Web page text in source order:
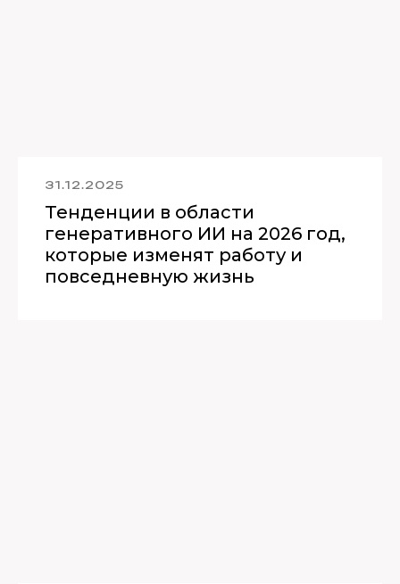
31.12.2025
Тенденции в области
генеративного ИИ на 2026 год,
которые изменят работу и
повседневную жизнь